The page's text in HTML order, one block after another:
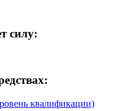
силу:
квалификации)